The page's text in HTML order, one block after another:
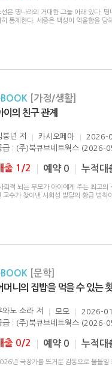
선은 명나라의 거대한 그늘 아래 있다.
히 통제한다. 세종은 백성이 억울함을 당
[가정/생활]
이의 친구 관계
붕년 저 카시오페아
2026-
급 : (주)북큐브네트웍스 (2026-
출 1/2 예약 0 누적대
회적 뇌는 부모가 아이에게 주는 최고
교수가 찾아낸 사회성 발달의 황금 법칙
[문학]
머니의 집밥을 먹을 수 있는
와노 소라 저 모모
2026-
급 : (주)북큐브네트웍스 (2026-
출 0/2 예약 0 누적대
년 극장가를 뜨거운 감동으로 물들일